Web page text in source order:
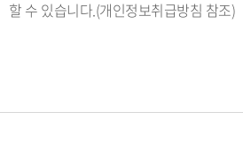
할 수 있습니다.(개인정보취급방침 참조)